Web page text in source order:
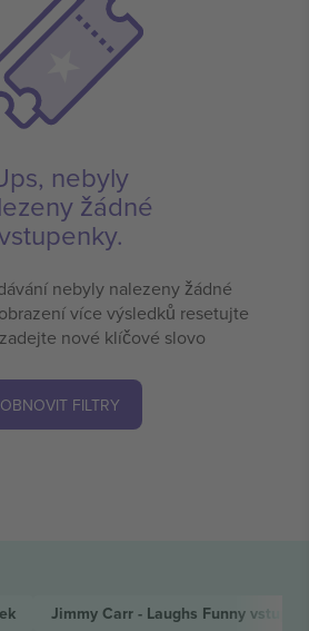
nebyly
žádné
nebyly nalezeny žádné
více výsledků resetujte
nové klíčové slovo
OBNOVIT FILTRY
Jimmy Carr - Laughs Funny